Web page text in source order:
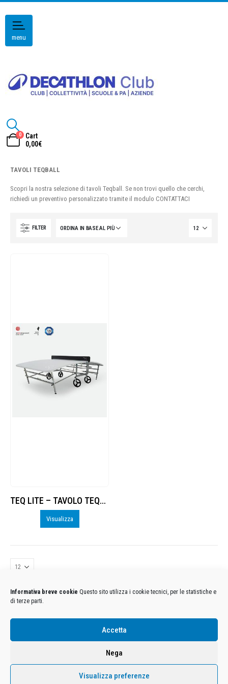
Informativa breve cookie Questo sito utilizza i cookie tecnici, per le statistiche e
di terze parti.
Accetta
Nega
Visualizza preferenze
menu
0
Cart
0,00€
TAVOLI TEQBALL
Scopri la nostra selezione di tavoli Teqball. Se non trovi quello che cerchi,
richiedi un preventivo personalizzato tramite il modulo CONTATTACI
FILTER
TEQ LITE – TAVOLO TEQBALL
Visualizza
Condizioni Generali di Utilizzo-Cookies-Privacy
Euro 12.500.000 i.v. - C.F. e Iscr. Reg. Imp. Monza e Brianza 02137480964 - R.E.A. MB-1370021 -
P.IVA. 11005760159 - Direzione e coordinamento art. 2497 C.C. DECATHLON SA, Villeneuve